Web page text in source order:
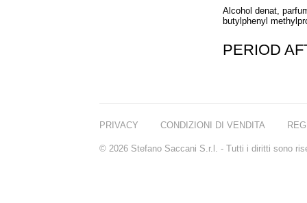
Alcohol denat,
butylphenyl
PERIOD
PRIVACY CONDIZIONI DI VENDITA
© 2026 Stefano Saccani S.r.l. - Tutti i diritti sono